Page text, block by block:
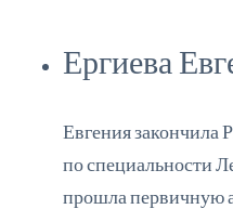
Ергиева
Евгения
по специальности
прошла первичную